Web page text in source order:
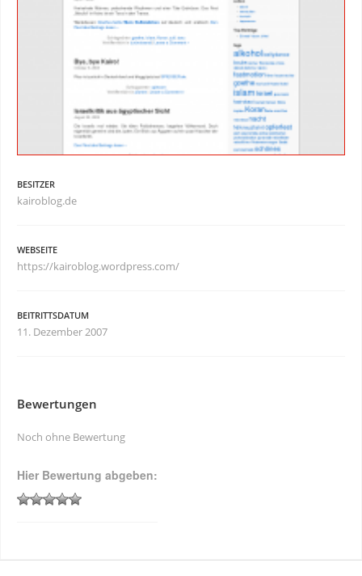
BESITZER
kairoblog.de
WEBSEITE
https://kairoblog.wordpress.com/
BEITRITTSDATUM
11. Dezember 2007
Bewertungen
Noch ohne Bewertung
Hier Bewertung abgeben: